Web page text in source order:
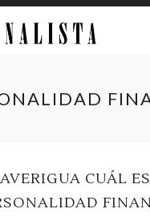
AVERIGUA CUÁL